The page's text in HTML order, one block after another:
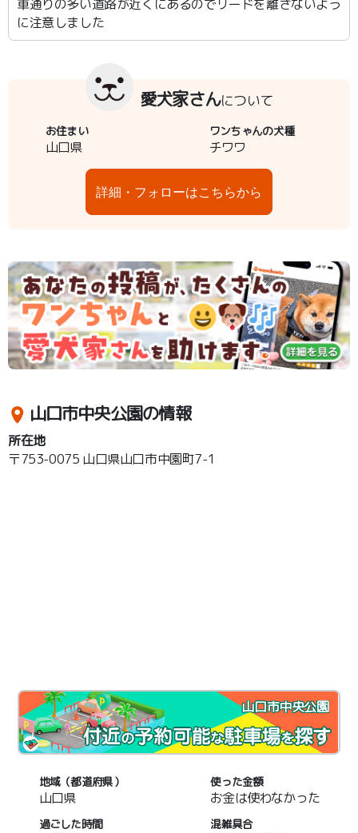
車通りの多い道路が近くにあるのでリードを離さないよう
に注意しました
愛犬家さんについて
お住まい
山口県
ワンちゃんの犬種
チワワ
詳細・フォローはこちらから
山口市中央公園の情報
所在地
〒753-0075 山口県山口市中園町7-1
山口市中央公園
地域（都道府県）
山口県
使った金額
お金は使わなかった
過ごした時間 混雑具合